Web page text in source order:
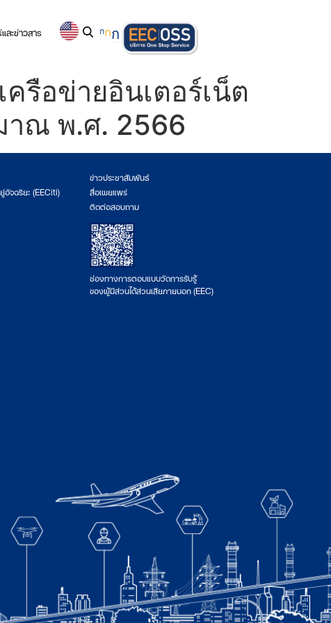
ะข่าวสาร กกก
รือข่ายอินเตอร์เน็ต
าณ พ.ศ. 2566
อัจฉริยะ (EECiti)
ข่าวประชาสัมพันธ์
สื่อเผยแพร่
ติดต่อสอบถาม
ช่องทางการตอบแบบวัดการรับรู้
ของผู้มีส่วนได้ส่วนเสียภายนอก (EEC)